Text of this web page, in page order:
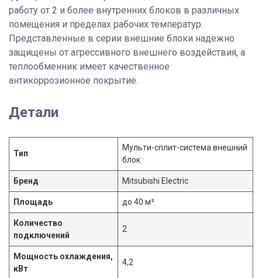
работу от 2 и более внутренних блоков в различных
помещения и пределах рабочих температур.
Представленные в серии внешние блоки надежно
защищены от агрессивного внешнего воздействия, а
теплообменник имеет качественное
антикоррозионное покрытие.
Детали
Тип
Мульти-сплит-система внешний
блок
Бренд Mitsubishi Electric
Площадь до 40 м²
Количество
подключений
2
Мощность охлаждения,
кВт
4,2